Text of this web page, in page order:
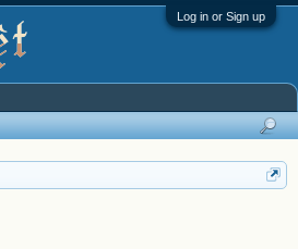
Log in or Sign up